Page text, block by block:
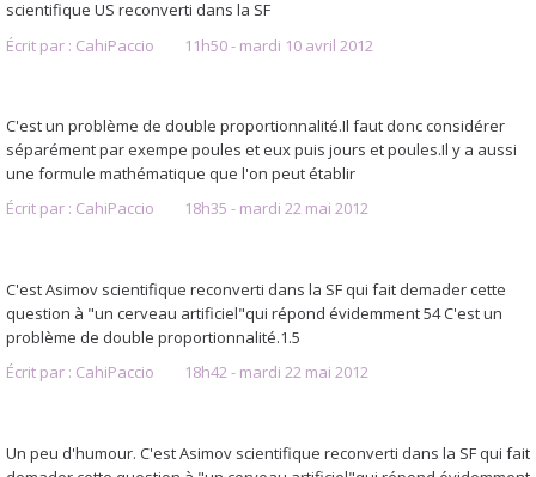
scientifique US reconverti dans la SF
Écrit par : CahiPaccio 11h50- mardi 10 avril 2012
C'est un problème de double proportionnalité.Il faut donc considérer
séparément par exempe poules et eux puis jours et poules.Il y a aussi
une formule mathématique que l'on peut établir
Écrit par : CahiPaccio 18h35 - mardi 22 mai 2012
C'est Asimov scientifique reconverti dans la SF qui fait demader cette
question à "un cerveau artificiel"qui répond évidemment 54 C'est un
problème de double proportionnalité.1.5
Écrit par : CahiPaccio 18h42- mardi 22 mai 2012
Un peu d'humour. C'est Asimov scientifique reconverti dans la SF qui fait